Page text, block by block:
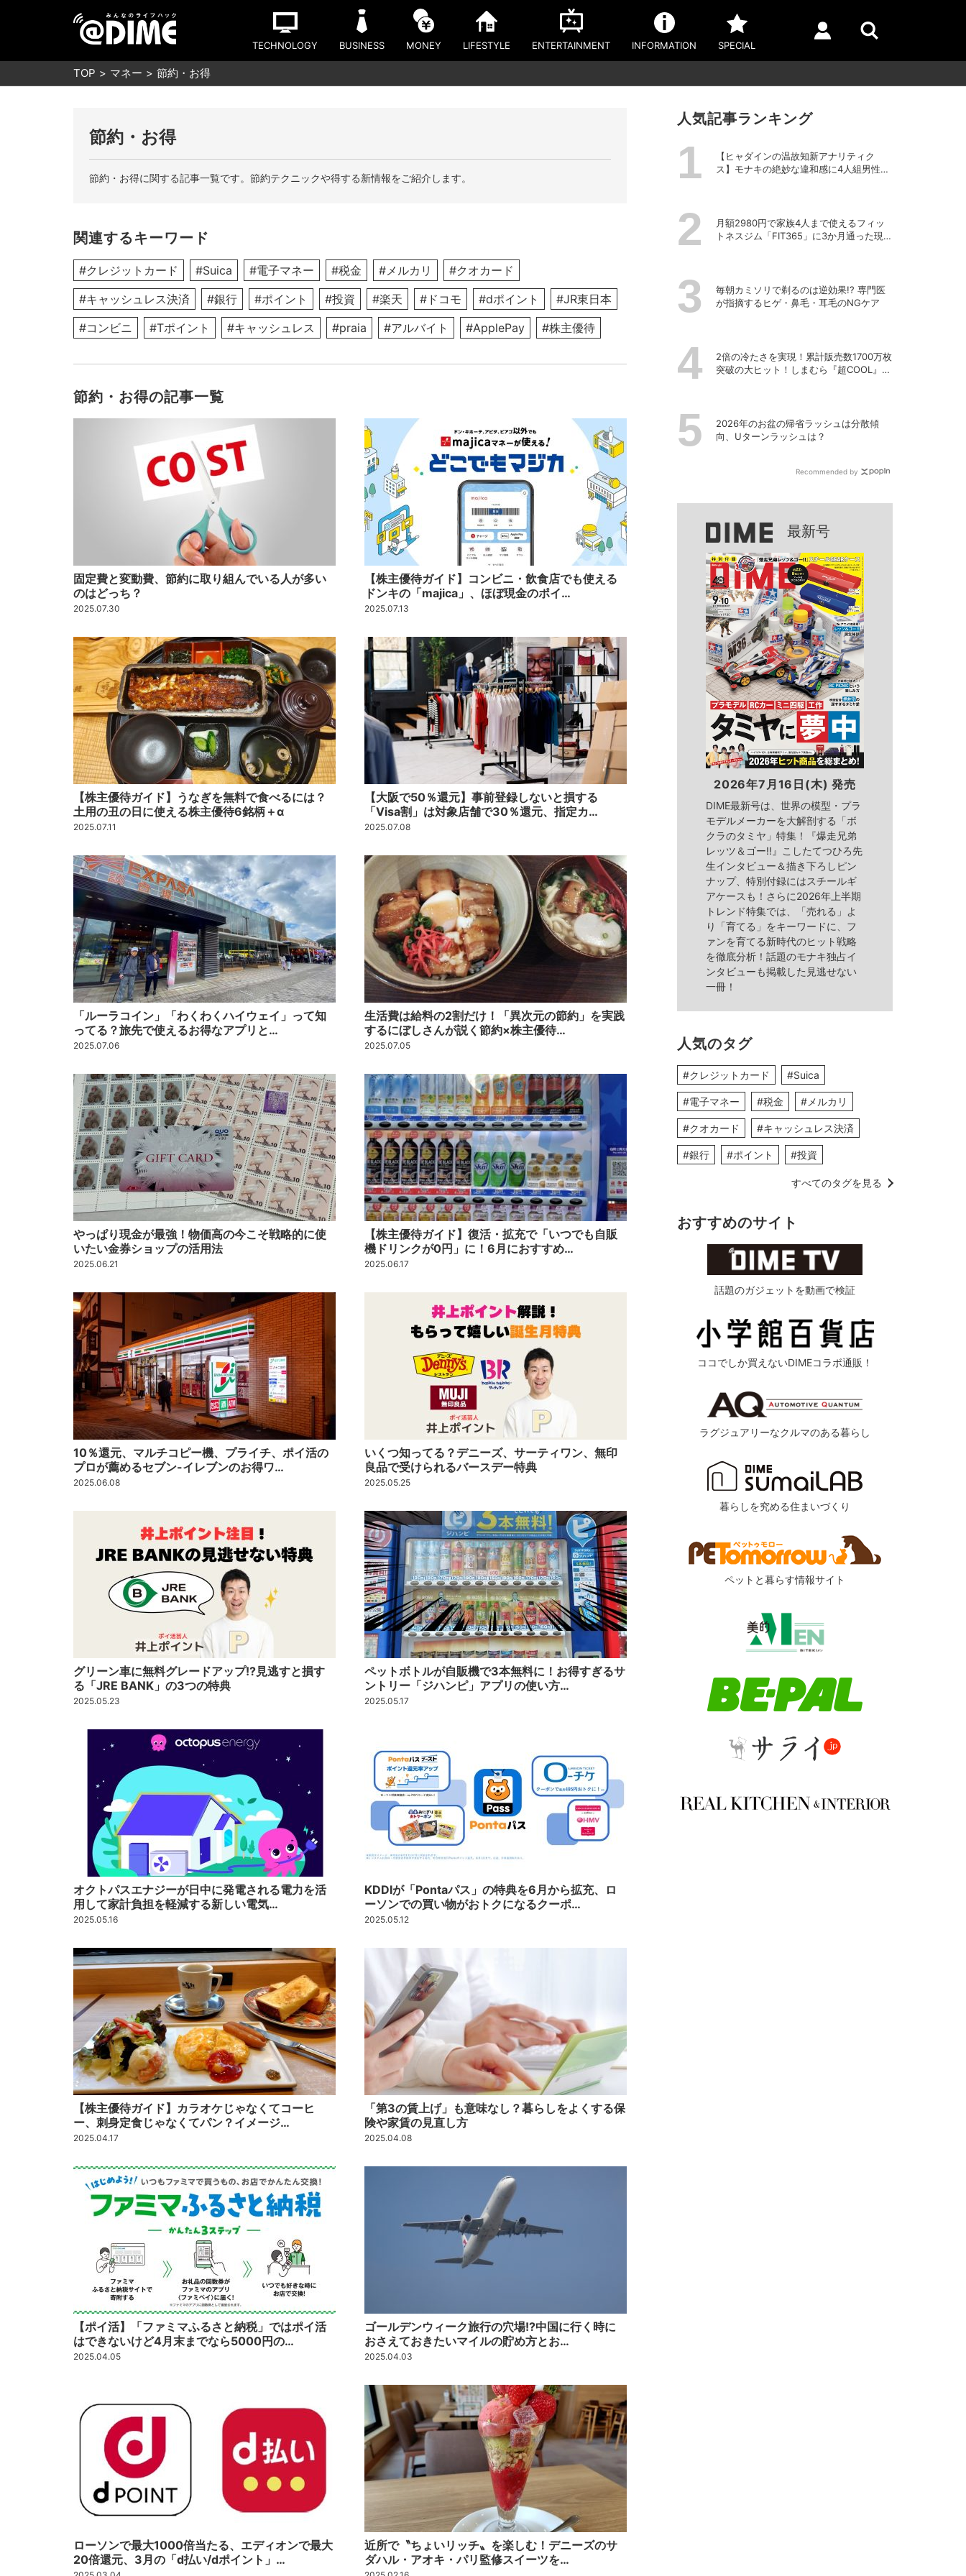
TECHNOLOGY BUSINESS MONEY LIFESTYLE ENTERTAINMENT INFORMATION SPECIAL
TOP マネー 節約・お得
節約・お得
節約・お得に関する記事一覧です。節約テクニックや得する新情報をご紹介します。
関連するキーワード
#クレジットカード #Suica #電子マネー #税金 #メルカリ
#クオカード
#キャッシュレス決済
#銀行 #ポイント #投資 #楽天 #ドコモ #dポイント
#JR東日本
#コンビニ
#Tポイント #キャッシュレス #praia #アルバイト #ApplePay #株主優待
節約・お得の記事一覧
固定費と変動費、節約に取り組んでいる人が多い
のはどっち？
2025.07.30
【株主優待ガイド】コンビニ・飲食店でも使える
ドンキの「majica」、ほぼ現金のポイ…
2025.07.13
【株主優待ガイド】うなぎを無料で食べるには？
土用の丑の日に使える株主優待6銘柄＋α
2025.07.11
【大阪で50％還元】事前登録しないと損する
「Visa割」は対象店舗で30％還元、指定カ…
2025.07.08
「ルーラコイン」「わくわくハイウェイ」って知
ってる？旅先で使えるお得なアプリと…
2025.07.06
生活費は給料の2割だけ！「異次元の節約」を実践
するにぼしさんが説く節約×株主優待…
2025.07.05
やっぱり現金が最強！物価高の今こそ戦略的に使
いたい金券ショップの活用法
2025.06.21
【株主優待ガイド】復活・拡充で「いつでも自販
機ドリンクが0円」に！6月におすすめ…
2025.06.17
10％還元、マルチコピー機、プライチ、ポイ活の
プロが薦めるセブン-イレブンのお得ワ…
2025.06.08
いくつ知ってる？デニーズ、サーティワン、無印
良品で受けられるバースデー特典
2025.05.25
グリーン車に無料グレードアップ!?見逃すと損す
る「JRE BANK」の3つの特典
2025.05.23
ペットボトルが自販機で3本無料に！お得すぎるサ
ントリー「ジハンピ」アプリの使い方…
2025.05.17
オクトパスエナジーが日中に発電される電力を活
用して家計負担を軽減する新しい電気…
2025.05.16
KDDIが「Pontaパス」の特典を6月から拡充、ロ
ーソンでの買い物がおトクになるクーポ…
2025.05.12
【株主優待ガイド】カラオケじゃなくてコーヒ
ー、刺身定食じゃなくてパン？イメージ…
2025.04.17
「第3の賃上げ」も意味なし？暮らしをよくする保
険や家賃の見直し方
2025.04.08
【ポイ活】「ファミマふるさと納税」ではポイ活
はできないけど4月末までなら5000円の…
2025.04.05
ゴールデンウィーク旅行の穴場!?中国に行く時に
おさえておきたいマイルの貯め方とお…
2025.04.03
ローソンで最大1000倍当たる、エディオンで最大
20倍還元、3月の「d払い/dポイント」…
近所で〝ちょいリッチ〟を楽しむ！デニーズのサ
ダハル・アオキ・パリ監修スイーツを…
人気記事ランキング
【ヒャダインの温故知新アナリティク
ス】モナキの絶妙な違和感に4人組男性グ
月額2980円で家族4人まで使えるフィッ
トネスジム「FIT365」に3か月通った現在
毎朝カミソリで剃るのは逆効果!? 専門医
が指摘するヒゲ・鼻毛・耳毛のNGケア
2倍の冷たさを実現！累計販売数1700万枚
突破の大ヒット！しまむら『超COOL』シ
2026年のお盆の帰省ラッシュは分散傾
向、Uターンラッシュは？
Recommended by
最新号
2026年7月16日(木) 発売
DIME最新号は、世界の模型・プラ
モデルメーカーを大解剖する「ボ
クラのタミヤ」特集！『爆走兄弟
レッツ＆ゴー!!』こしたてつひろ先
生インタビュー＆描き下ろしピン
ナップ、特別付録にはスチールギ
アケースも！さらに2026年上半期
トレンド特集では、「売れる」よ
り「育てる」をキーワードに、フ
ァンを育てる新時代のヒット戦略
を徹底分析！話題のモナキ独占イ
ンタビューも掲載した見逃せない
一冊！
人気のタグ
#クレジットカード #Suica
#電子マネー #税金 #メルカリ
#クオカード #キャッシュレス決済
#銀行 #ポイント #投資
すべてのタグを見る
おすすめのサイト
話題のガジェットを動画で検証
ココでしか買えないDIMEコラボ通販！
ラグジュアリーなクルマのある暮らし
暮らしを究める住まいづくり
ペットと暮らす情報サイト